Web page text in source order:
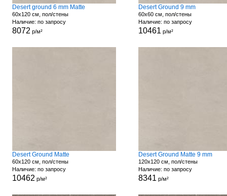
Desert ground 6 mm Matte
60x120 см, пол/стены
Наличие: по запросу
8072 р/м²
Desert Ground 9 mm
60x60 см, пол/стены
Наличие: по запросу
10461 р/м²
Desert Ground Matte
60x120 см, пол/стены
Наличие: по запросу
10462 р/м²
Desert Ground Matte 9 mm
120x120 см, пол/стены
Наличие: по запросу
8341 р/м²